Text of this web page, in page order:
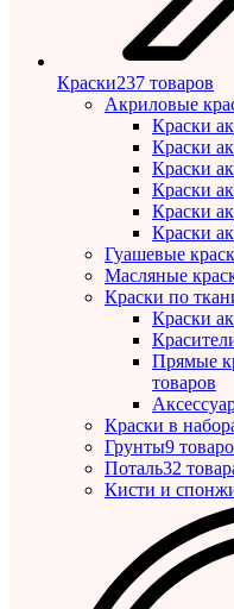
Краски237 товаров
Акриловые
Краски
Краски
Краски
Краски
Краски
Краски
Гуашевые
Масляные
Краски по
Краски
Прямые
товаров
Краски в
Грунты9
Поталь32
Кисти и